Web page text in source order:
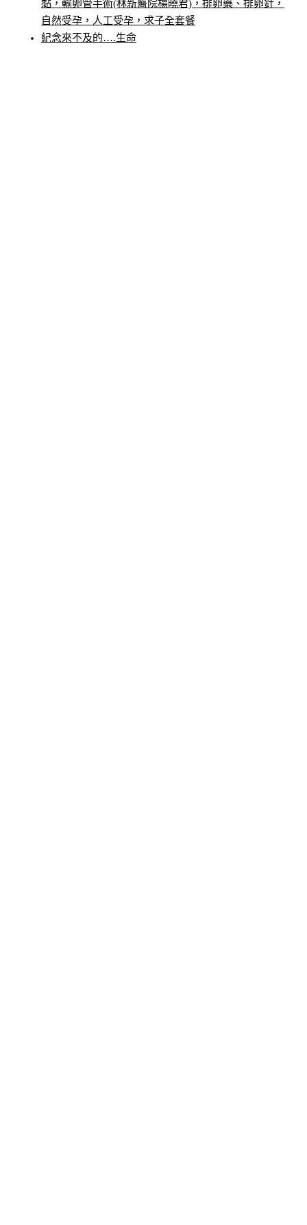
黏，輸卵管手術(林新醫院楊曉君)，排卵藥、排卵針，
自然受孕，人工受孕，求子全套餐
紀念來不及的….生命